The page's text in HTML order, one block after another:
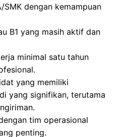
SMK dengan kemampuan
B1 yang masih aktif dan
minimal satu tahun
yang memiliki
yang signifikan, terutama
tim operasional
penting.